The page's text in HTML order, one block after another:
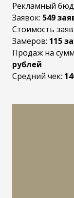
Рекламный
Заявок: 549
Стоимость
Замеров: 115
Продаж на
рублей
Средний чек: